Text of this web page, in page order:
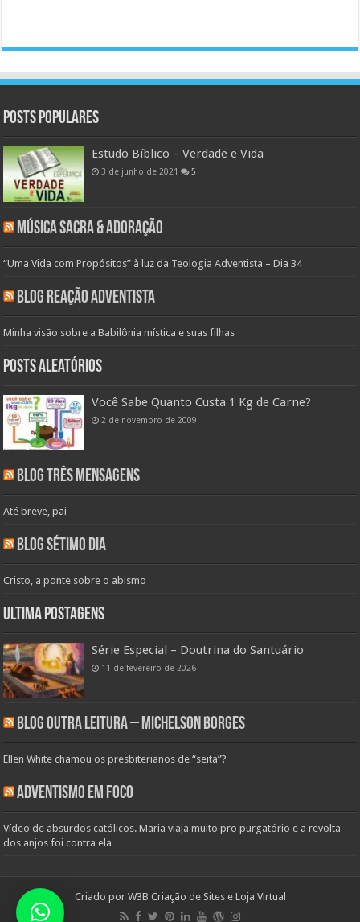
Posts populares
Estudo Bíblico – Verdade e Vida
3 de junho de 2021 5
Música Sacra & Adoração
“Uma Vida com Propósitos” à luz da Teologia Adventista – Dia 34
Blog Reação Adventista
Minha visão sobre a Babilônia mística e suas filhas
Posts aleatórios
Você Sabe Quanto Custa 1 Kg de Carne?
2 de novembro de 2009
Blog Três Mensagens
Até breve, pai
Blog Sétimo Dia
Cristo, a ponte sobre o abismo
Ultima Postagens
Série Especial – Doutrina do Santuário
11 de fevereiro de 2026
Blog Outra Leitura – Michelson Borges
Ellen White chamou os presbiterianos de “seita”?
Adventismo em Foco
Vídeo de absurdos católicos. Maria viaja muito pro purgatório e a revolta
dos anjos foi contra ela
Criado por W3B Criação de Sites e Loja Virtual